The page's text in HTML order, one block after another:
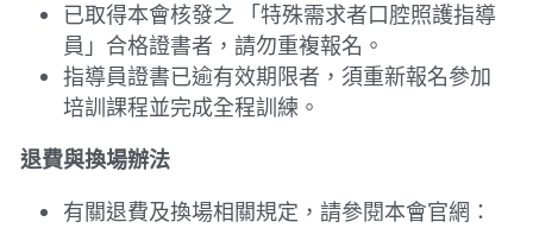
已取得本會核發之 「特殊需求者口腔照護指導
員」合格證書者，請勿重複報名。
指導員證書已逾有效期限者，須重新報名參加
培訓課程並完成全程訓練。
退費與換場辦法
有關退費及換場相關規定，請參閱本會官網：